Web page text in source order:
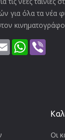
για όλα τα νέα
κινηματογράφο
Email WhatsApp
Οι